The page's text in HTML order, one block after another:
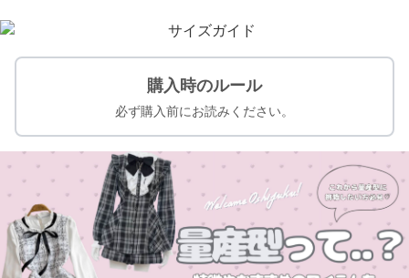
購入時のルール
必ず購入前にお読みください。